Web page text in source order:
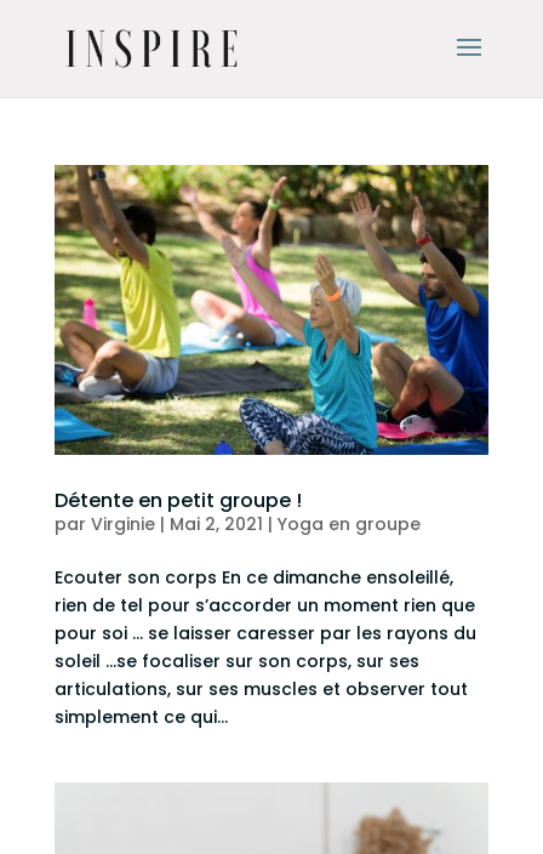
Détente en petit groupe !
par Virginie| Mai 2, 2021 | Yoga en groupe
Ecouter son corps En ce dimanche ensoleillé,
rien de tel pour s’accorder un moment rien que
pour soi … se laisser caresser par les rayons du
soleil …se focaliser sur son corps, sur ses
articulations, sur ses muscles et observer tout
simplement ce qui...